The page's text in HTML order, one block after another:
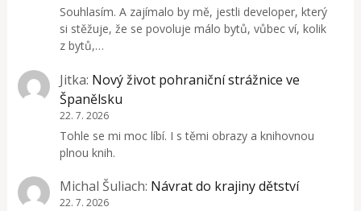
Souhlasím. A zajímalo by mě, jestli developer, který
si stěžuje, že se povoluje málo bytů, vůbec ví, kolik
z bytů,…
Jitka: Nový život pohraniční strážnice ve
Španělsku
22. 7. 2026
Tohle se mi moc líbí. I s těmi obrazy a knihovnou
plnou knih.
Michal Šuliach: Návrat do krajiny dětství
22. 7. 2026